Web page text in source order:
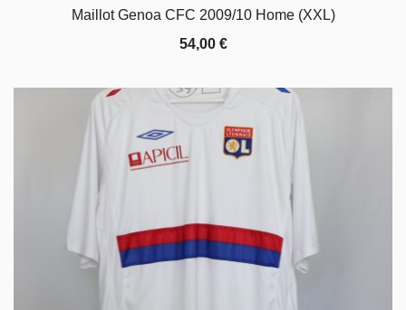
Maillot Genoa CFC 2009/10 Home (XXL)
54,00 €